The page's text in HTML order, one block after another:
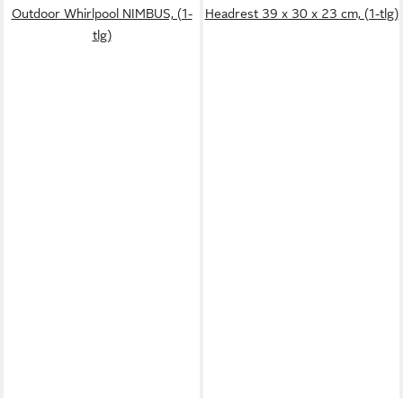
Outdoor Whirlpool NIMBUS, (1-
tlg)
Headrest 39 x 30 x 23 cm, (1-tlg)